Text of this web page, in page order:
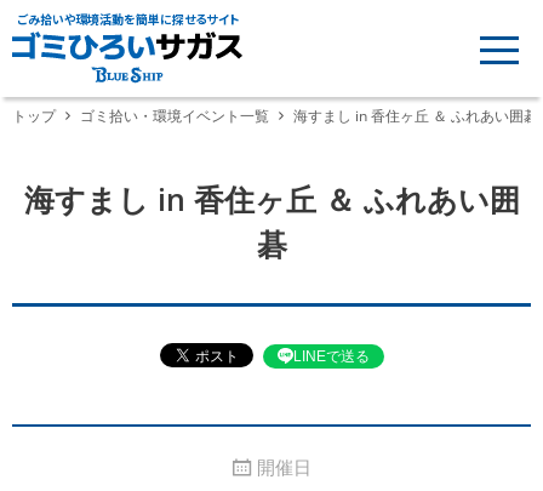
ごみ拾いや環境活動を簡単に探せるサイト
トップ ゴミ拾い・環境イベント一覧 海すまし in 香住ヶ丘 ＆ ふれあい囲碁
海すまし in 香住ヶ丘 ＆ ふれあい囲
碁
LINEで送る
開催日